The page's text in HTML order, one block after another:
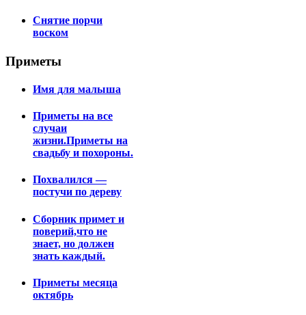
Снятие порчи
воском
Приметы
Имя для малыша
Приметы на все
случаи
жизни.Приметы на
свадьбу и похороны.
Похвалился —
постучи по дереву
Сборник примет и
поверий,что не
знает, но должен
знать каждый.
Приметы месяца
октябрь